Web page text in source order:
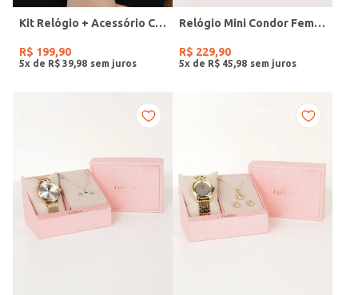
Kit Relógio + Acessório Condor Feminino PRATA
R$ 199,90
5x de R$ 39 98
Relógio Mini Condor Feminino DOURADO
R$ 229,90
5x de R$ 45 98